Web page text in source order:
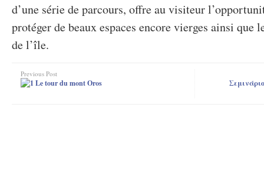
d’une série de parcours, offre au visiteur
protéger de beaux espaces encore vierges ainsi
de l’île.
Previous Post
Le tour du mont Oros